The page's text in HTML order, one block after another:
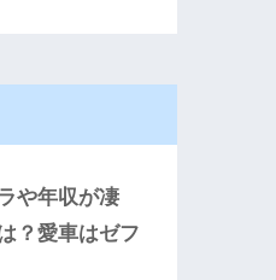
や年収が凄
？愛車はゼフ